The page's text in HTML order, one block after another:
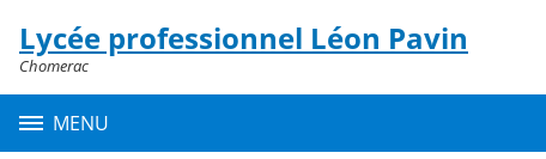
Menu de la rubrique
Contenu
Lycée professionnel Léon Pavin
Chomerac
MENU